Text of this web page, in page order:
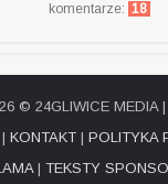
komentarze: 18
© 24GLIWICE MEDIA |
KONTAKT| POLITYKA
| TEKSTY